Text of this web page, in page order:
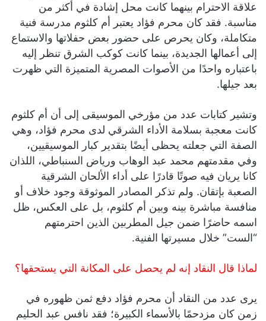
علاقة الاحترام بينهما كانت محل إشادة في أكثر من
مناسبة. فقد كان محرم فؤاد يعتبر أم كلثوم مدرسة فنية
متكاملة، وكان يحرص على حضور بعض حفلاتها والاستماع
إلى أعمالها الجديدة، بينما كانت كوكب الشرق تنظر إليه
باعتباره واحدًا من الأصوات المصرية المتميزة التي ظهرت
بعد جيلها.
وتشير كتابات عدد من مؤرخي الموسيقى إلى أن أم كلثوم
كانت معجبة بسلامة الأداء الشرقي لدى محرم فؤاد، وهي
الصفة التي جعلته يحظى أيضًا بتقدير كبار الموسيقيين،
وفي مقدمتهم محمد عبد الوهاب ورياض السنباطي، اللذان
كانا يريان فيه صوتًا قادرًا على أداء الألحان الشرقية
الصعبة بإتقان. ولم تذكر المصادر الموثوقة وجود خلاف أو
منافسة مباشرة بينه وبين أم كلثوم، بل على العكس، ظل
اسمه حاضرًا ضمن جيل المطربين الذين احترمتهم
“الست” خلال مسيرتها الفنية.
لماذا قال النقاد إنه لم يحصل على المكانة التي يستحقها؟
يرى عدد من النقاد أن محرم فؤاد دفع ثمن ظهوره في
زمن كان مزدحمًا بالأسماء الكبيرة؛ فقد نافس عبد الحليم